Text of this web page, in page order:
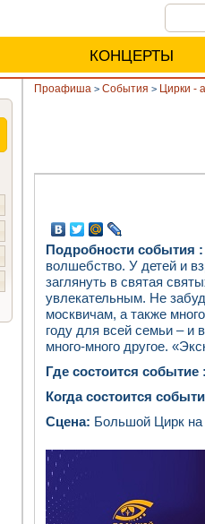
КОНЦЕРТЫ
Проафиша > События > Цирки -
Подробности события :
волшебство. У детей и
заглянуть в святая
увлекательным. Не
москвичам, а также
году для всей семьи – и
много-много другое.
Где состоится событие :
Когда состоится
Сцена: Большой Цирк на